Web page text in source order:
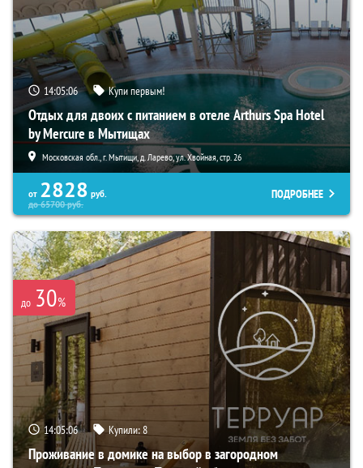
14:05:04 Купи первым!
Отдых для двоих с питанием в отеле Arthurs Spa Hotel
by Mercure в Мытищах
Московская обл., г. Мытищи, д. Ларево, ул. Хвойная, стр. 26
от 2828 руб.
до65700руб.
ПОДРОБНЕЕ
до 30%
14:05:04 Купили:8
Проживание в домике на выбор в загородном